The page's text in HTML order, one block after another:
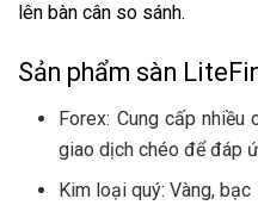
lên bàn cân so sánh.
Sản phẩm sàn
Forex: Cung cấp
giao dịch chéo để đáp
Kim loại quý: Vàng, bạc